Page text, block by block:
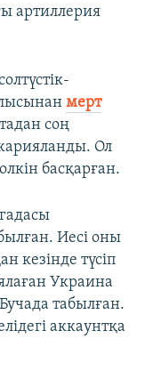
артиллерия
мерт
соң
Ол
басқарған.
Иесі оны
кезінде түсіп
Украина
табылған.
аккаунтқа